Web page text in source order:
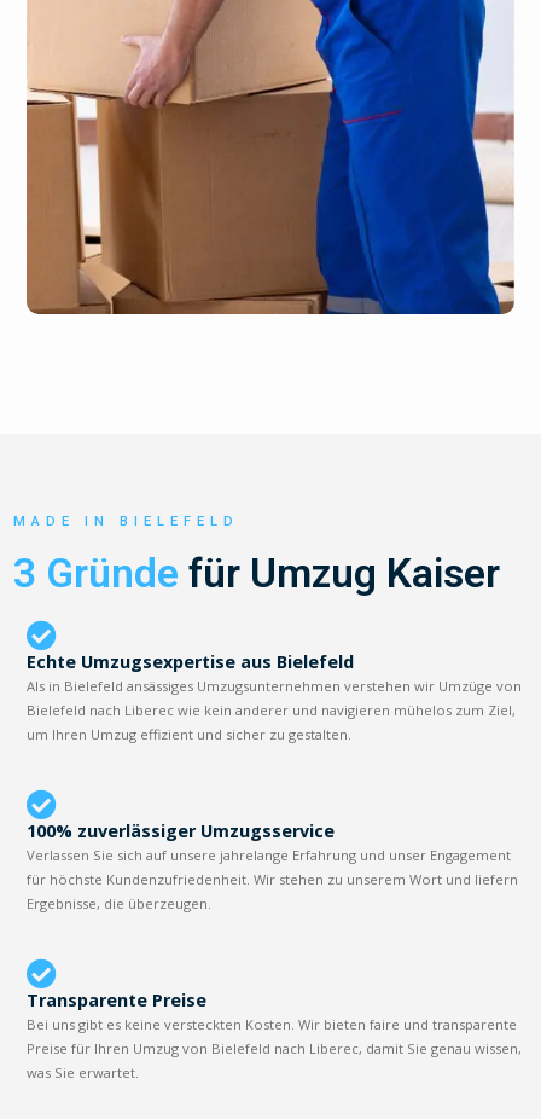
MADE IN BIELEFELD
3 Gründe für Umzug Kaiser
Echte Umzugsexpertise aus Bielefeld
Als in Bielefeld ansässiges Umzugsunternehmen verstehen wir Umzüge von
Bielefeld nach Liberec wie kein anderer und navigieren mühelos zum Ziel,
um Ihren Umzug effizient und sicher zu gestalten.
100% zuverlässiger Umzugsservice
Verlassen Sie sich auf unsere jahrelange Erfahrung und unser Engagement
für höchste Kundenzufriedenheit. Wir stehen zu unserem Wort und liefern
Ergebnisse, die überzeugen.
Transparente Preise
Bei uns gibt es keine versteckten Kosten. Wir bieten faire und transparente
Preise für Ihren Umzug von Bielefeld nach Liberec, damit Sie genau wissen,
was Sie erwartet.